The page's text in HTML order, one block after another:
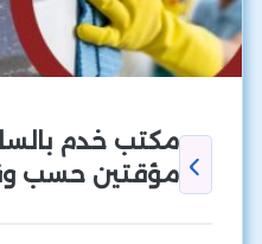
مكتب خدم
مؤقتين حسب